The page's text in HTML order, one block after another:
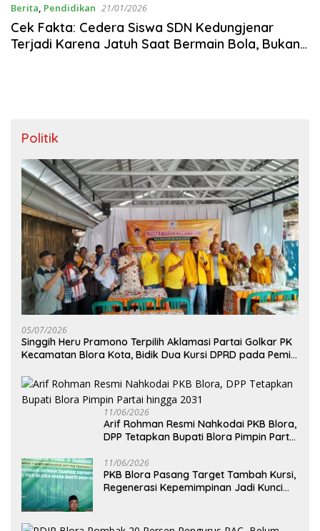
Berita, Pendidikan 21/01/2026
Cek Fakta: Cedera Siswa SDN Kedungjenar
Terjadi Karena Jatuh Saat Bermain Bola, Bukan
Politik
05/07/2026
Singgih Heru Pramono Terpilih Aklamasi Partai Golkar PK
Kecamatan Blora Kota, Bidik Dua Kursi DPRD pada Pemilu
11/06/2026
Arif Rohman Resmi Nahkodai PKB Blora,
DPP Tetapkan Bupati Blora Pimpin Partai
11/06/2026
PKB Blora Pasang Target Tambah Kursi,
Regenerasi Kepemimpinan Jadi Kunci